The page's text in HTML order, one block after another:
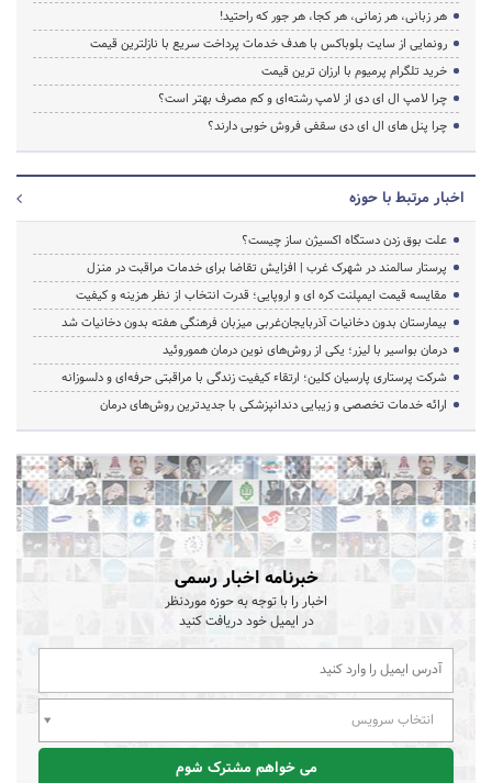
هر زبانی، هر زمانی، هر کجا، هر جور که راحتید!
رونمایی از سایت بلوباکس با هدف خدمات پرداخت سریع با نازلترین قیمت
خرید تلگرام پرمیوم با ارزان ترین قیمت
چرا لامپ ال ای دی از لامپ رشته‌ای و کم مصرف بهتر است؟
چرا پنل های ال ای دی سقفی فروش خوبی دارند؟
اخبار مرتبط با حوزه
علت بوق زدن دستگاه اکسیژن ساز چیست؟
پرستار سالمند در شهرک غرب | افزایش تقاضا برای خدمات مراقبت در منزل
مقایسه قیمت ایمپلنت کره ای و اروپایی؛ قدرت انتخاب از نظر هزینه و کیفیت
بیمارستان بدون دخانیات آذربایجان‌غربی میزبان فرهنگی هفته بدون دخانیات شد
درمان بواسیر با لیزر؛ یکی از روش‌های نوین درمان هموروئید
شرکت پرستاری پارسیان کلین؛ ارتقاء کیفیت زندگی با مراقبتی حرفه‌ای و دلسوزانه
ارائه خدمات تخصصی و زیبایی دندانپزشکی با جدیدترین روش‌های درمان
خبرنامه اخبار رسمی
اخبار را با توجه به حوزه موردنظر
در ایمیل خود دریافت کنید
انتخاب سرویس
می خواهم مشترک شوم